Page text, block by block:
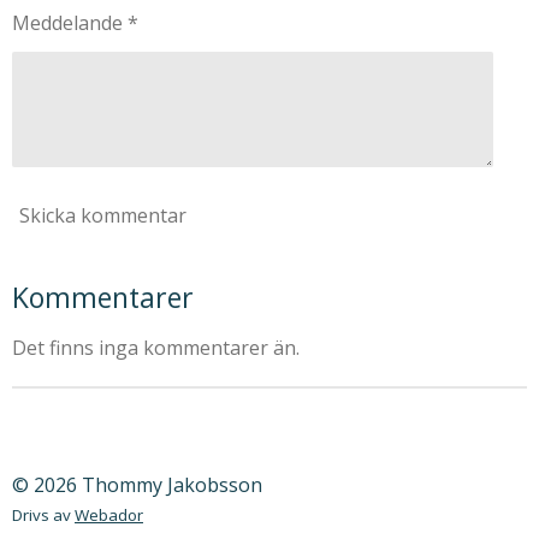
Meddelande *
Skicka kommentar
Kommentarer
Det finns inga kommentarer än.
© 2026 Thommy Jakobsson
Drivs avWebador